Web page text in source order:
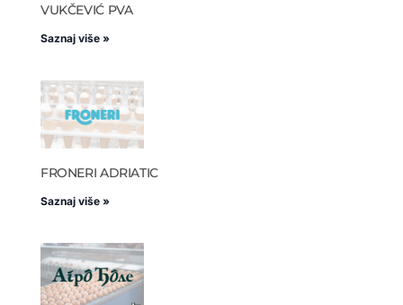
VUKČEVIĆ PVA
Saznaj više »
FRONERI ADRIATIC
Saznaj više »